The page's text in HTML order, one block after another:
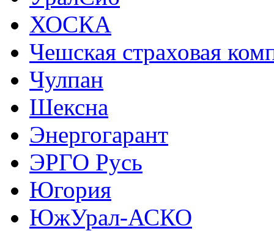
ХОСКА
Чешская страховая
Чулпан
Шексна
Энергогарант
ЭРГО Русь
Югория
ЮжУрал-АСКО